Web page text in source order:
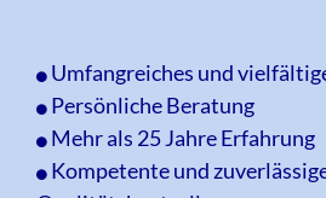
Umfangreiches und
Persönliche Beratung
Mehr als 25 Jahre Erfahrung
Kompetente und